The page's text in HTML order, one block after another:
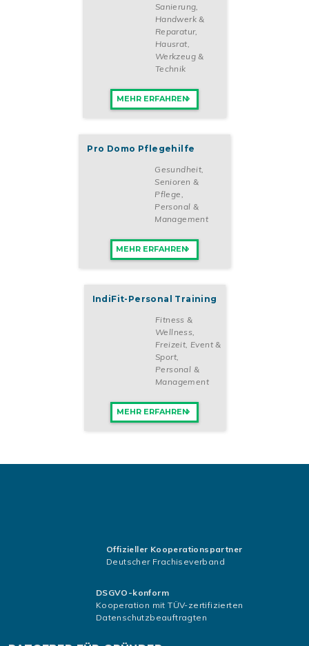
Sanierung
Handwerk &
Reparatur,
Hausrat,
Werkzeug &
Technik
MEHR ERFAHREN
Pro Domo Pflegehilfe
Gesundheit,
Senioren &
Pflege
Personal &
Management
MEHR ERFAHREN
IndiFit-Personal Training
Fitness &
Wellness
Freizeit, Event &
Sport,
Personal &
Management
MEHR ERFAHREN
Offizieller Kooperationspartner
Deutscher Frachiseverband
DSGVO-konform
Kooperation mit TÜV-zertifizierten
Datenschutzbeauftragten